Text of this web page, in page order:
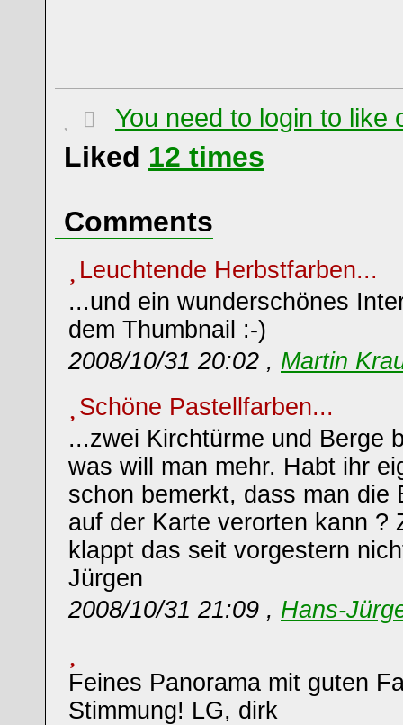
You need to login to like
Liked 12 times
Comments
Leuchtende Herbstfarben...
...und ein wunderschönes
dem Thumbnail :-)
2008/10/31 20:02 , Martin
Schöne Pastellfarben...
...zwei Kirchtürme und Berge
was will man mehr. Habt ihr
schon bemerkt, dass man die
auf der Karte verorten kann ?
klappt das seit vorgestern
Jürgen
2008/10/31 21:09 , Hans-
Feines Panorama mit guten
Stimmung! LG, dirk